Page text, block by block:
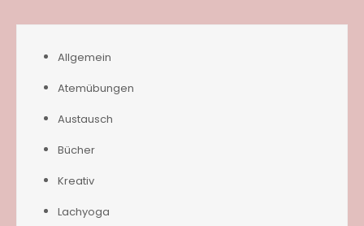
Allgemein
Atemübungen
Austausch
Bücher
Kreativ
Lachyoga